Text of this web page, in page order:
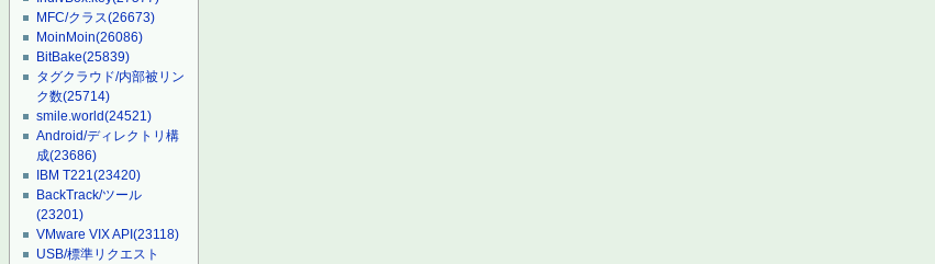
MFC/クラス(26673)
MoinMoin(26086)
BitBake(25839)
タグクラウド/内部被リン
ク数(25714)
smile.world(24521)
Android/ディレクトリ構
成(23686)
IBM T221(23420)
BackTrack/ツール
(23201)
VMware VIX API(23118)
USB/標準リクエスト